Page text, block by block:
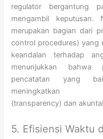
regulator bergantung
mengambil keputusan.
merupakan bagian dari
control procedures) yang
keandalan terhadap
menunjukkan bahwa
pencatatan yang
(transparency) dan
5. Efisiensi Waktu